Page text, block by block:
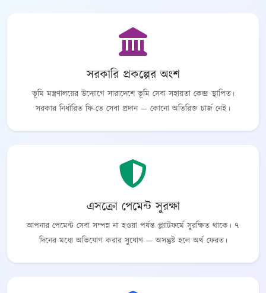
সরকারি প্রকল্পের অংশ
ভূমি মন্ত্রণালয়ের উদ্যোগে সারাদেশে ভূমি সেবা সহায়তা কেন্দ্র স্থাপিত।
সরকার নির্ধারিত ফি-তে সেবা প্রদান — কোনো অতিরিক্ত চার্জ নেই।
এসক্রো পেমেন্ট সুরক্ষা
আপনার পেমেন্ট সেবা সম্পন্ন না হওয়া পর্যন্ত প্ল্যাটফর্মে সুরক্ষিত থাকে। ৭
দিনের মধ্যে অভিযোগ করার সুযোগ — অসন্তুষ্ট হলে অর্থ ফেরত।